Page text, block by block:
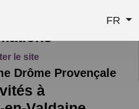
FR
le site
Drôme Provençale
à